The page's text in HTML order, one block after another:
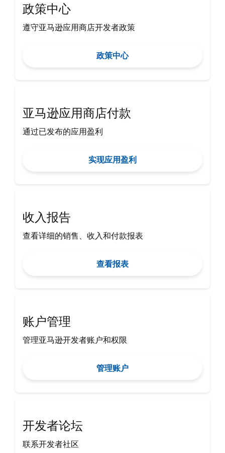
政策中心
遵守亚马逊应用商店开发者政策
政策中心
亚马逊应用商店付款
通过已发布的应用盈利
实现应用盈利
收入报告
查看详细的销售、收入和付款报表
查看报表
账户管理
管理亚马逊开发者账户和权限
管理账户
开发者论坛
联系开发者社区